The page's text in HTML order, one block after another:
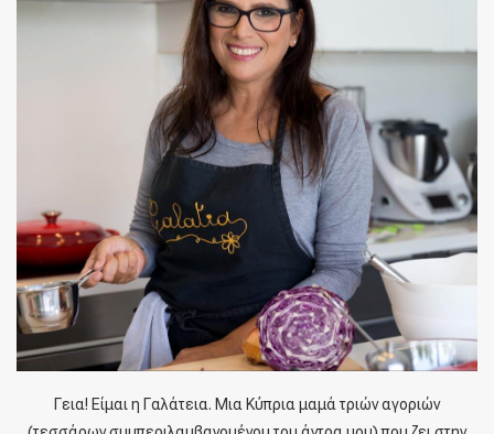
Γεια! Είμαι η Γαλάτεια. Μια Κύπρια μαμά τριών αγοριών